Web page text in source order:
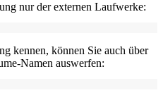
nur der externen Laufwerke:
kennen, können Sie auch über
Namen auswerfen: